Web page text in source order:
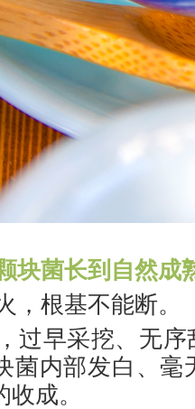
块菌长到自然成
，根基不能断。
过早采挖、无
菌内部发白、
收成。